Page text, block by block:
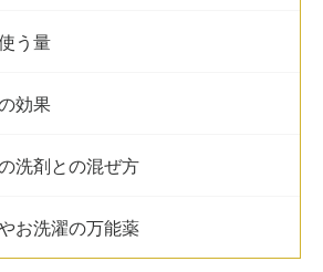
う量
効果
洗剤との混ぜ方
お洗濯の万能薬